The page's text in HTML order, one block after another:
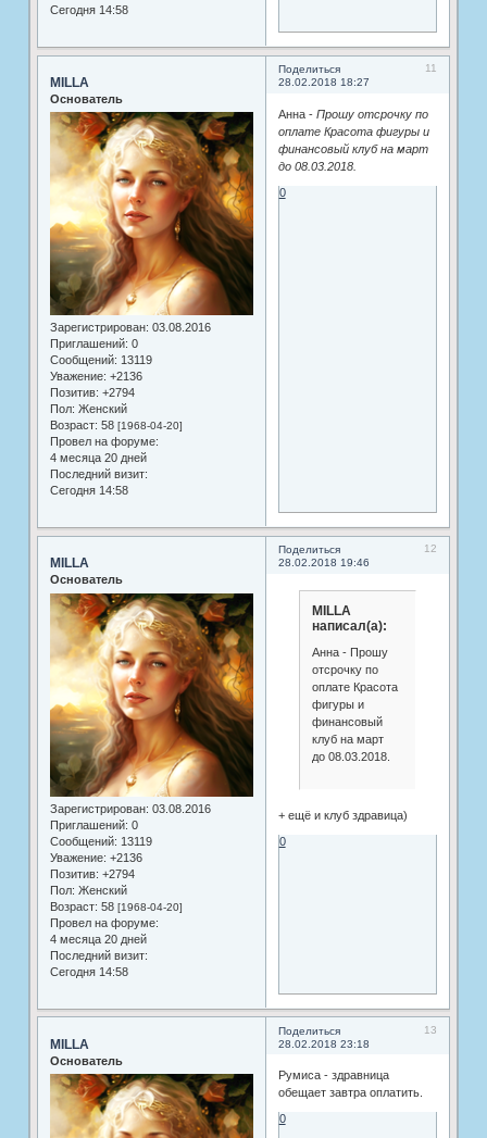
Сегодня 14:58
Поделиться
11
28.02.2018 18:27
MILLA
Основатель
Зарегистрирован: 03.08.2016
Приглашений: 0
Сообщений: 13119
Уважение: +2136
Позитив: +2794
Пол: Женский
Возраст: 58 [1968-04-20]
Провел на форуме:
4 месяца 20 дней
Последний визит:
Сегодня 14:58
Анна - Прошу отсрочку по
оплате Красота фигуры и
финансовый клуб на март
до 08.03.2018.
0
Поделиться
12
28.02.2018 19:46
MILLA
Основатель
Зарегистрирован: 03.08.2016
Приглашений: 0
Сообщений: 13119
Уважение: +2136
Позитив: +2794
Пол: Женский
Возраст: 58 [1968-04-20]
Провел на форуме:
4 месяца 20 дней
Последний визит:
Сегодня 14:58
MILLA
написал(а):
Анна - Прошу
отсрочку по
оплате Красота
фигуры и
финансовый
клуб на март
до 08.03.2018.
+ ещё и клуб здравица)
0
Поделиться
13
28.02.2018 23:18
MILLA
Основатель
Румиса - здравница
обещает завтра оплатить.
0